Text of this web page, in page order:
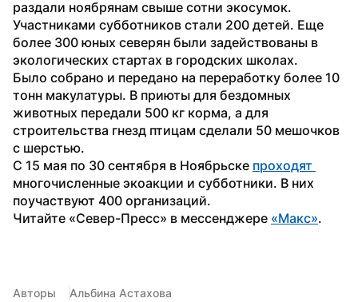
раздали ноябрянам свыше сотни экосумок.
Участниками субботников стали 200 детей. Еще
более 300 юных северян были задействованы в
экологических стартах в городских школах.
Было собрано и передано на переработку более 10
тонн макулатуры. В приюты для бездомных
животных передали 500 кг корма, а для
строительства гнезд птицам сделали 50 мешочков
с шерстью.
С 15 мая по 30 сентября в Ноябрьске
многочисленные экоакции и субботники. В них
поучаствуют 400 организаций.
Читайте «Север-Пресс» в мессенджере «Макс».
Авторы Альбина Астахова